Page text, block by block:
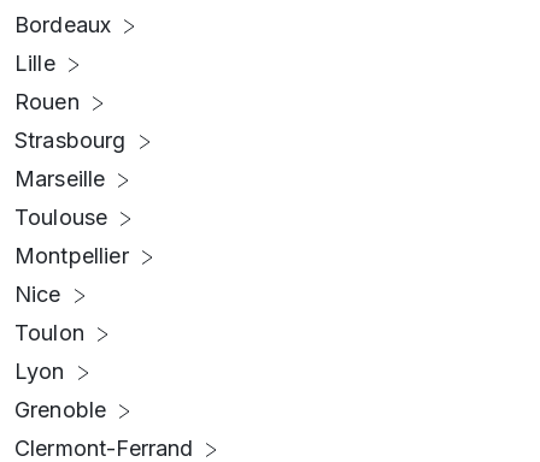
Bordeaux
Lille
Rouen
Strasbourg
Marseille
Toulouse
Montpellier
Nice
Toulon
Lyon
Grenoble
Clermont-Ferrand